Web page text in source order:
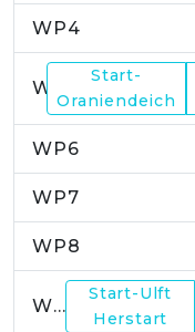
WP4
Start-
Oraniendeich
WP6
WP7
WP8
WP9
Start-Ulft
Herstart